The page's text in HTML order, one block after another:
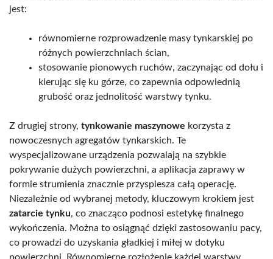
jest:
równomierne rozprowadzenie masy tynkarskiej po
różnych powierzchniach ścian,
stosowanie pionowych ruchów, zaczynając od dołu i
kierując się ku górze, co zapewnia odpowiednią
grubość oraz jednolitość warstwy tynku.
Z drugiej strony, tynkowanie maszynowe korzysta z
nowoczesnych agregatów tynkarskich. Te
wyspecjalizowane urządzenia pozwalają na szybkie
pokrywanie dużych powierzchni, a aplikacja zaprawy w
formie strumienia znacznie przyspiesza całą operację.
Niezależnie od wybranej metody, kluczowym krokiem jest
zatarcie tynku, co znacząco podnosi estetykę finalnego
wykończenia. Można to osiągnąć dzięki zastosowaniu pacy,
co prowadzi do uzyskania gładkiej i miłej w dotyku
powierzchni. Równomierne rozłożenie każdej warstwy